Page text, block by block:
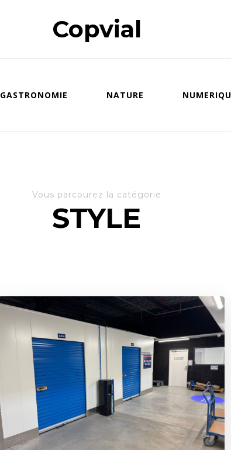
Copvial
GASTRONOMIE NATURE
Vous parcourez la catégorie
STYLE